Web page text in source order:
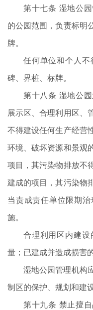
第十七条 湿地公
的公园范围，负责标明
牌。
任何单位和个人
碑、界桩、标牌。
第十八条 湿地公
展示区、合理利用区、
不得建设任何生产经营
环境、破坏资源和景观
项目，其污染物排放不
建成的项目，其污染物
当责成责任单位限期
施。
合理利用区内建
量；已建成并造成损害
湿地公园管理机构
制区的保护、规划和建
第十九条 禁止擅